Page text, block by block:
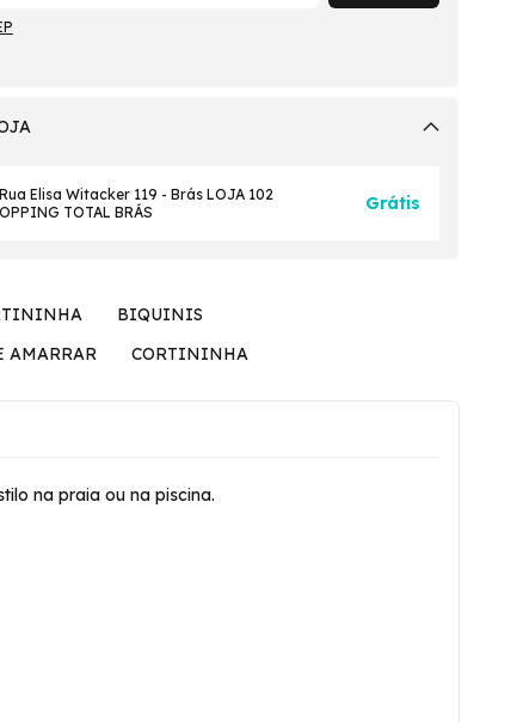
Elisa Witacker 119 - Brás LOJA 102
TOTAL BRÁS
Grátis
BIQUINIS
AMARRAR
CORTININHA
na praia ou na piscina.